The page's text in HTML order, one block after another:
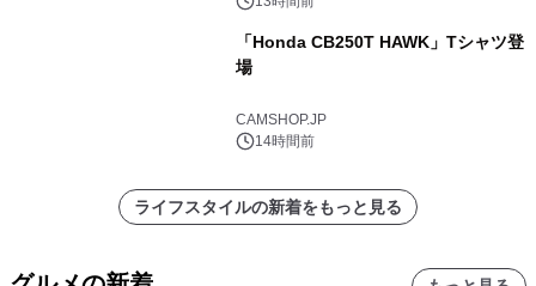
「Honda CB250T HAWK」Tシャツ登
場
CAMSHOP.JP
14時間前
ライフスタイルの新着をもっと見る